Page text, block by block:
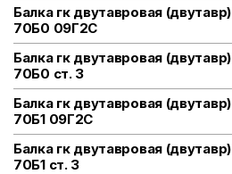
Балка гк двутавровая (двутавр)
70Б0 09Г2С
Балка гк двутавровая (двутавр)
70Б0 ст. 3
Балка гк двутавровая (двутавр)
70Б1 09Г2С
Балка гк двутавровая (двутавр)
70Б1 ст. 3